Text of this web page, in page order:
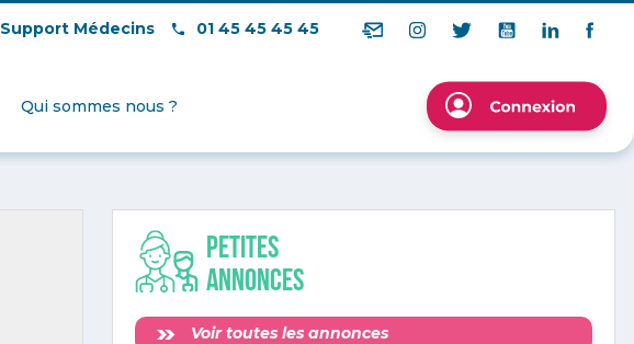
Support Médecins 01 45 45 45 45
Qui sommes nous ?
Petites
annonces
Voir toutes les annonces